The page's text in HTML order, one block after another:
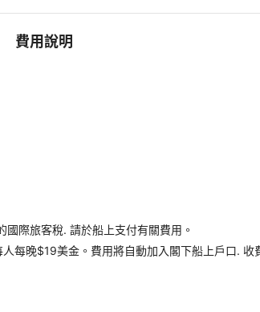
費用說明
際旅客稅. 請於船上支付有關費用。
每晚$19美金。費用將自動加入閣下船上戶口. 收